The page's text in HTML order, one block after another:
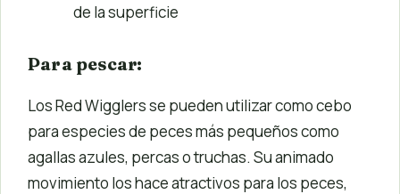
de la superficie
Para pescar:
Los Red Wigglers se pueden utilizar como cebo
para especies de peces más pequeños como
agallas azules, percas o truchas. Su animado
movimiento los hace atractivos para los peces,